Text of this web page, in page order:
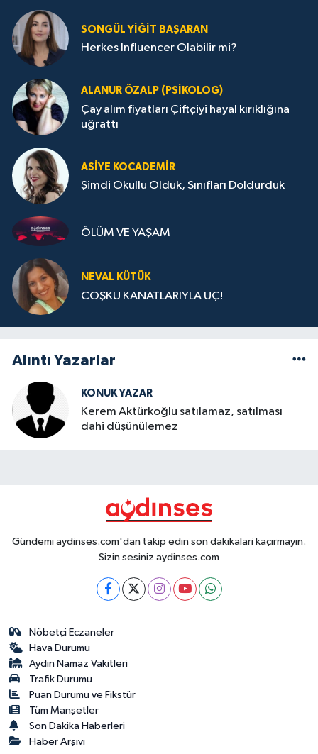
SONGÜL YIĞIT BAŞARAN
Herkes Influencer Olabilir mi?
ALANUR ÖZALP (PSIKOLOG)
Çay alım fiyatları Çiftçiyi hayal kırıklığına
uğrattı
ASIYE KOCADEMİR
Şimdi Okullu Olduk, Sınıfları Doldurduk
ÖLÜM VE YAŞAM
NEVAL KÜTÜK
COŞKU KANATLARIYLA UÇ!
Alıntı Yazarlar
KONUK YAZAR
Kerem Aktürkoğlu satılamaz, satılması
dahi düşünülemez
Gündemi aydinses.com'dan takip edin son dakikalari kaçırmayın.
Sizin sesiniz aydinses.com
Nöbetçi Eczaneler
Hava Durumu
Aydin Namaz Vakitleri
Trafik Durumu
Puan Durumu ve Fikstür
Tüm Manşetler
Son Dakika Haberleri
Haber Arşivi